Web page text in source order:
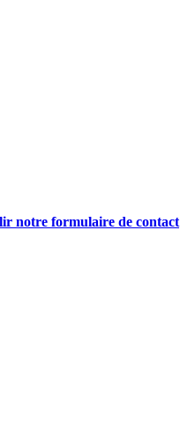
notre formulaire de contact